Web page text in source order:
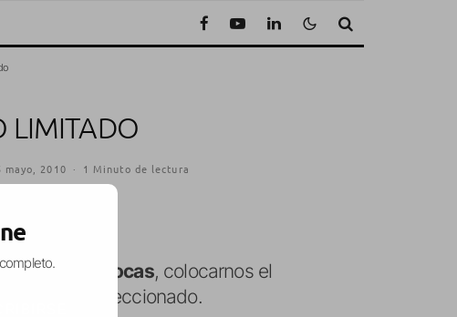
LIMITADO
mayo, 2010 · 1 Minuto de lectura
tipos de bocas, colocarnos el
hayamos seleccionado.